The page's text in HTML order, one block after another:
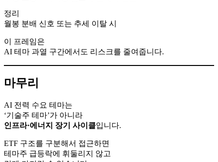
정리
월봉 분배 신호 또는 추세 이탈 시
이 프레임은
AI 테마 과열 구간에서도 리스크를 줄여줍니다.
마무리
AI 전력 수요 테마는
‘기술주 테마’가 아니라
인프라·에너지 장기 사이클입니다.
ETF 구조를 구분해서 접근하면
테마주 급등락에 휘둘리지 않고